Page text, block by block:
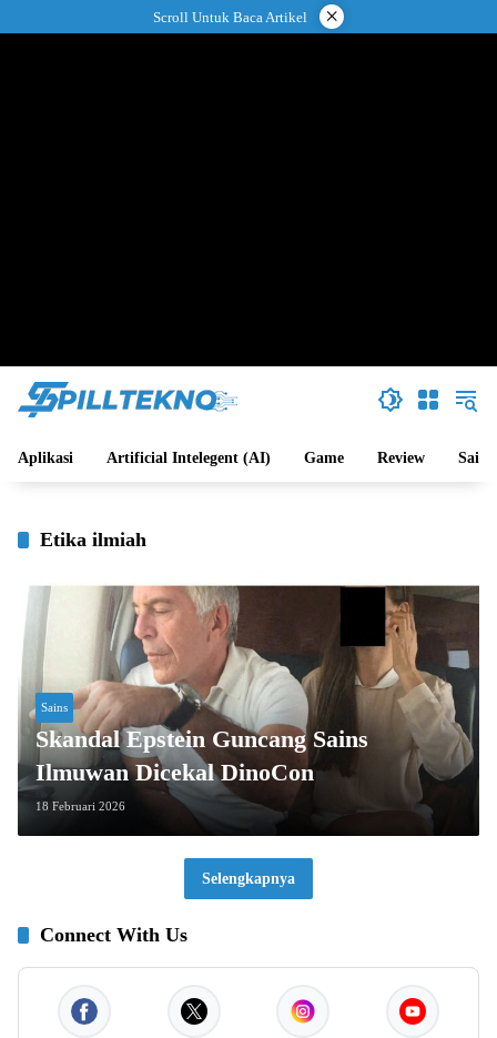
ke
Scroll Untuk Baca Artikel ×
Aplikasi Artificial Intelegent (AI) Game Review Sains
Etika ilmiah
Sains
Skandal Epstein Guncang Sains
Ilmuwan Dicekal DinoCon
18 Februari 2026
Selengkapnya
Connect With Us